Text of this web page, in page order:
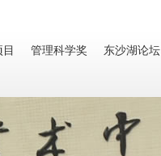
管理科学奖 东沙湖论坛